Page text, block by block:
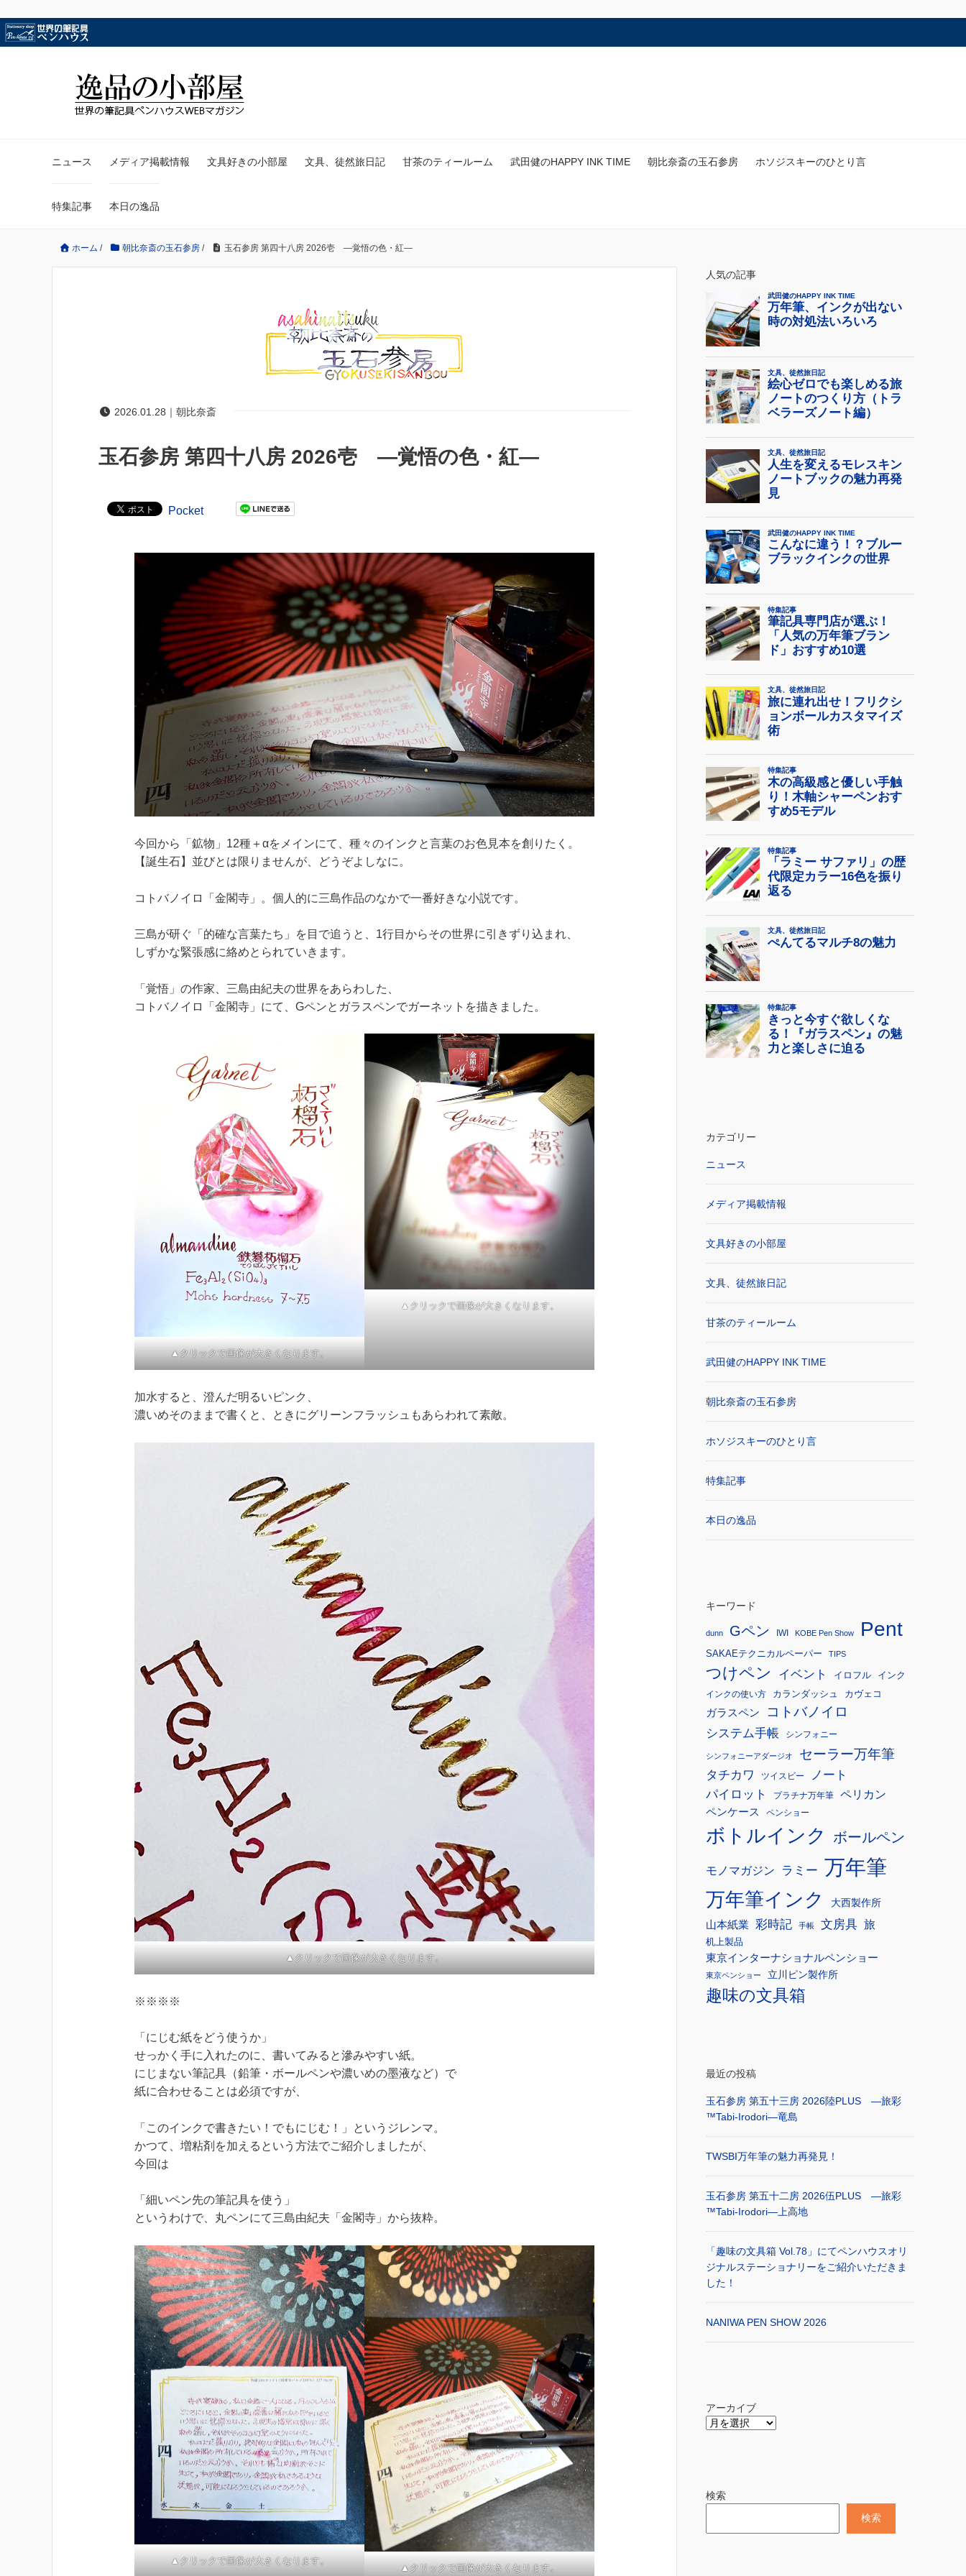
ニュース メディア掲載情報 文具好きの小部屋 文具、徒然旅日記 甘茶のティールーム 武田健のHAPPY INK TIME 朝比奈斎の玉石参房 ホソジスキーのひとり言
特集記事 本日の逸品
ホーム / 朝比奈斎の玉石参房 / 玉石参房 第四十八房 2026壱 ―覚悟の色・紅―
2026.01.28｜朝比奈斎
玉石参房 第四十八房 2026壱 ―覚悟の色・紅―
Pocket
今回から「鉱物」12種＋αをメインにて、種々のインクと言葉のお色見本を創りたく。
【誕生石】並びとは限りませんが、どうぞよしなに。
コトバノイロ「金閣寺」。個人的に三島作品のなかで一番好きな小説です。
三島が研ぐ「的確な言葉たち」を目で追うと、1行目からその世界に引きずり込まれ、
しずかな緊張感に絡めとられていきます。
「覚悟」の作家、三島由紀夫の世界をあらわした、
コトバノイロ「金閣寺」にて、Gペンとガラスペンでガーネットを描きました。
▲クリックで画像が大きくなります。
▲クリックで画像が大きくなります。
加水すると、澄んだ明るいピンク、
濃いめそのままで書くと、ときにグリーンフラッシュもあらわれて素敵。
▲クリックで画像が大きくなります。
※※※※
「にじむ紙をどう使うか」
せっかく手に入れたのに、書いてみると滲みやすい紙。
にじまない筆記具（鉛筆・ボールペンや濃いめの墨液など）で
紙に合わせることは必須ですが、
「このインクで書きたい！でもにじむ！」というジレンマ。
かつて、増粘剤を加えるという方法でご紹介しましたが、
今回は
「細いペン先の筆記具を使う」
というわけで、丸ペンにて三島由紀夫「金閣寺」から抜粋。
▲クリックで画像が大きくなります。
▲クリックで画像が大きくなります。
人気の記事
カテゴリー
ニュース
メディア掲載情報
文具好きの小部屋
文具、徒然旅日記
甘茶のティールーム
武田健のHAPPY INK TIME
朝比奈斎の玉石参房
ホソジスキーのひとり言
特集記事
本日の逸品
キーワード
dunn Gペン IWI KOBE Pen Show Pent
SAKAEテクニカルペーパー TIPS
つけペン イベント イロフル インク
インクの使い方 カランダッシュ カヴェコ
ガラスペン コトバノイロ
システム手帳 シンフォニー
シンフォニーアダージオ セーラー万年筆
タチカワ ツイスビー
ノート
パイロット
プラチナ万年筆 ペリカン
ペンケース ペンショー
ボトルインク ボールペン
モノマガジン ラミー 万年筆
万年筆インク
大西製作所
山本紙業
彩時記 手帳 文房具 旅
机上製品
東京インターナショナルペンショー
東京ペンショー 立川ピン製作所
趣味の文具箱
最近の投稿
玉石参房 第五十三房 2026陸PLUS ―旅彩
™Tabi-Irodori―竜島
TWSBI万年筆の魅力再発見！
玉石参房 第五十二房 2026伍PLUS ―旅彩
™Tabi-Irodori―上高地
「趣味の文具箱 Vol.78」にてペンハウスオリ
ジナルステーショナリーをご紹介いただきま
した！
NANIWA PEN SHOW 2026
アーカイブ
検索
検索